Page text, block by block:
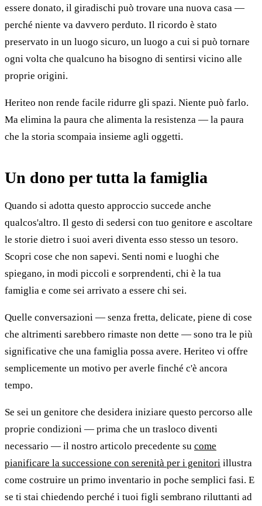
essere donato, il giradischi può trovare una nuova casa —
perché niente va davvero perduto. Il ricordo è stato
preservato in un luogo sicuro, un luogo a cui si può tornare
ogni volta che qualcuno ha bisogno di sentirsi vicino alle
proprie origini.
Heriteo non rende facile ridurre gli spazi. Niente può farlo.
Ma elimina la paura che alimenta la resistenza — la paura
che la storia scompaia insieme agli oggetti.
Un dono per tutta la famiglia
Quando si adotta questo approccio succede anche
qualcos'altro. Il gesto di sedersi con tuo genitore e ascoltare
le storie dietro i suoi averi diventa esso stesso un tesoro.
Scopri cose che non sapevi. Senti nomi e luoghi che
spiegano, in modi piccoli e sorprendenti, chi è la tua
famiglia e come sei arrivato a essere chi sei.
Quelle conversazioni — senza fretta, delicate, piene di cose
che altrimenti sarebbero rimaste non dette — sono tra le più
significative che una famiglia possa avere. Heriteo vi offre
semplicemente un motivo per averle finché c'è ancora
tempo.
Se sei un genitore che desidera iniziare questo percorso alle
proprie condizioni — prima che un trasloco diventi
necessario — il nostro articolo precedente su come
pianificare la successione con serenità per i genitori illustra
come costruire un primo inventario in poche semplici fasi. E
se ti stai chiedendo perché i tuoi figli sembrano riluttanti ad